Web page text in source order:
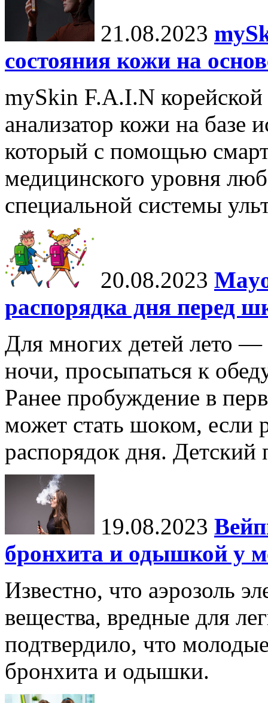
21.08.2023
состояния кожи на
mySkin F.A.I.N
анализатор кожи на базе
который с помощью
медицинского уровня
специальной системы
20.08.2023
распорядка дня перед
Для многих детей лето —
ночи, просыпаться к
Ранее пробуждение в
может стать шоком, если
распорядок дня. Детский
19.08.2023
бронхита и одышкой у
Известно, что аэрозоль
вещества, вредные для
подтвердило, что
бронхита и одышки.